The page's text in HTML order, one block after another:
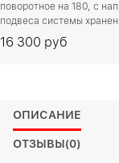
поворотное на 180, с
подвеса системы
16 300 руб
ОПИСАНИЕ
ОТЗЫВЫ(0)